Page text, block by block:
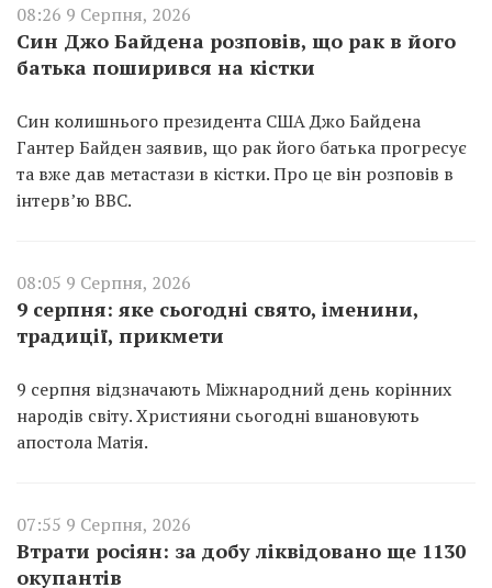
08:26 9 Серпня, 2026
Син Джо Байдена розповів, що рак в його
батька поширився на кістки
Син колишнього президента США Джо Байдена
Гантер Байден заявив, що рак його батька прогресує
та вже дав метастази в кістки. Про це він розповів в
інтерв’ю BBC.
08:05 9 Серпня, 2026
9 серпня: яке сьогодні свято, іменини,
традиції, прикмети
9 серпня відзначають Міжнародний день корінних
народів світу. Християни сьогодні вшановують
апостола Матія.
07:55 9 Серпня, 2026
Втрати росіян: за добу ліквідовано ще 1130
окупантів